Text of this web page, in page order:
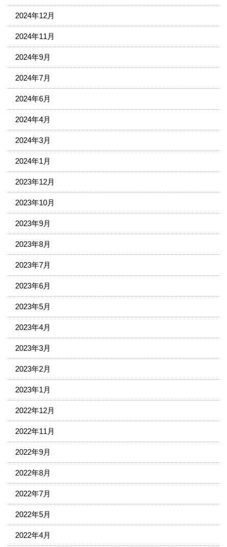
2024年12月
2024年11月
2024年9月
2024年7月
2024年6月
2024年4月
2024年3月
2024年1月
2023年12月
2023年10月
2023年9月
2023年8月
2023年7月
2023年6月
2023年5月
2023年4月
2023年3月
2023年2月
2023年1月
2022年12月
2022年11月
2022年9月
2022年8月
2022年7月
2022年5月
2022年4月